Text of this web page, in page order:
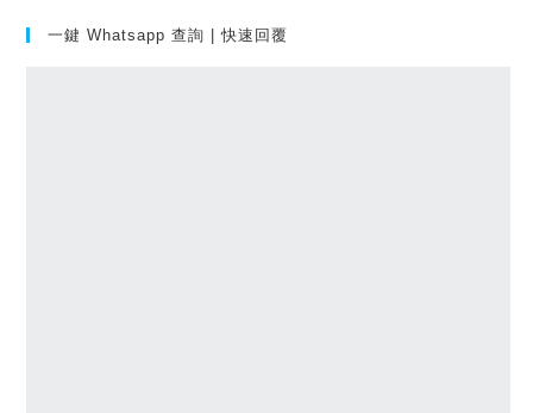
一鍵 Whatsapp 查詢 | 快速回覆